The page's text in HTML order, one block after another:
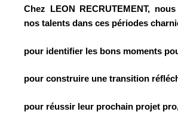
Chez LEON RECRUTEMENT,
nos talents dans ces périodes
pour identifier les bons moments
pour construire une transition
pour réussir leur prochain projet